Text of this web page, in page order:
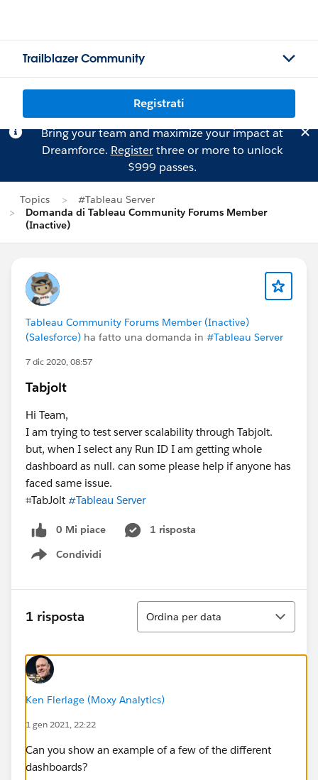
Trailblazer Community
Registrati
Bring your team and maximize your impact at
Dreamforce. Registerthree or more to unlock
$999 passes.
Topics
#Tableau Server
Domanda di Tableau Community Forums Member
(Inactive)
Tableau Community Forums Member (Inactive)
(Salesforce) ha fatto una domanda in #Tableau Server
7 dic 2020, 08:57
Tabjolt
Hi Team,
I am trying to test server scalability through Tabjolt.
but, when I select any Run ID I am getting whole
dashboard as null. can some please help if anyone has
faced same issue.
⌗TabJolt​ #Tableau Server​
0 Mi piace
1 risposta
Condividi
Show menu
1 risposta
Ordina
Ordina per data
Ken Flerlage (Moxy Analytics)
1 gen 2021, 22:22
Can you show an example of a few of the different
dashboards?